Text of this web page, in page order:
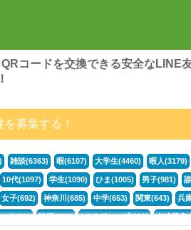
コードを交換できる安全なLINE
を募集する！
雑談(6363) 暇(6107) 大学生(4460) 暇人(3179)
10代(1097) 学生(1090) ひま(1005) 男子(981)
女子(692) 神奈川(685) 中学(653) 関東(643) 兵
ガ(401) 映画(396) LINEグループ(388) 友達募集